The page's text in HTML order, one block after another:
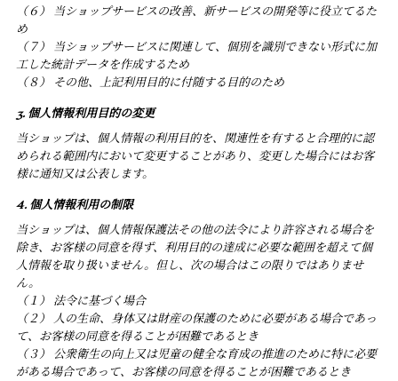
（６） 当ショップサービスの改善、新サービスの開発等に役立てるた
め
（７） 当ショップサービスに関連して、個別を識別できない形式に加
工した統計データを作成するため
（８） その他、上記利用目的に付随する目的のため
3. 個人情報利用目的の変更
当ショップは、個人情報の利用目的を、関連性を有すると合理的に認
められる範囲内において変更することがあり、変更した場合にはお客
様に通知又は公表します。
4. 個人情報利用の制限
当ショップは、個人情報保護法その他の法令により許容される場合を
除き、お客様の同意を得ず、利用目的の達成に必要な範囲を超えて個
人情報を取り扱いません。但し、次の場合はこの限りではありませ
ん。
（１） 法令に基づく場合
（２） 人の生命、身体又は財産の保護のために必要がある場合であっ
て、お客様の同意を得ることが困難であるとき
（３） 公衆衛生の向上又は児童の健全な育成の推進のために特に必要
がある場合であって、お客様の同意を得ることが困難であるとき